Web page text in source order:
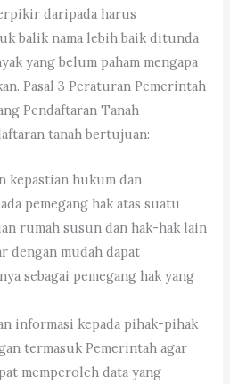
daripada harus
balik nama lebih baik ditunda
yang belum paham mengapa
Pasal 3 Peraturan Pemerintah
Pendaftaran Tanah
tanah bertujuan:
kepastian hukum dan
pemegang hak atas suatu
rumah susun dan hak-hak lain
dengan mudah dapat
sebagai pemegang hak yang
informasi kepada pihak-pihak
termasuk Pemerintah agar
memperoleh data yang